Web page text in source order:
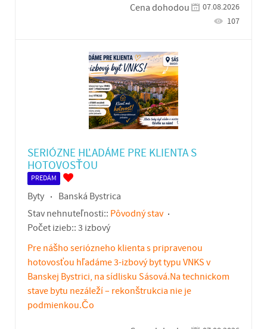
Cena dohodou
07.08.2026
107
SERIÓZNE HĽADÁME PRE KLIENTA S
HOTOVOSŤOU
PREDÁM
Byty
Banská Bystrica
Stav nehnuteľnosti:: Pôvodný stav
Počet izieb:: 3 izbový
Pre nášho seriózneho klienta s pripravenou
hotovosťou hľadáme 3-izbový byt typu VNKS v
Banskej Bystrici, na sídlisku Sásová.Na technickom
stave bytu nezáleží – rekonštrukcia nie je
podmienkou.Čo